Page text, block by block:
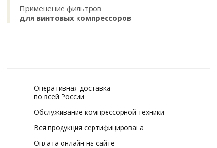
Применение фильтров
для винтовых компрессоров
Оперативная доставка
по всей России
Обслуживание компрессорной техники
Вся продукция сертифицирована
Оплата онлайн на сайте